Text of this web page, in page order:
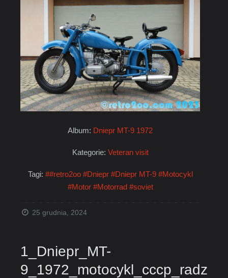
Album: Dniepr MT-9 1972
Kategorie: Veteran visit
Tagi: ##retro2oo #Dniepr #Dniepr MT-9 #Motocykl
#Motor #Motorrad #soviet
25 grudnia, 2024
1_Dniepr_MT-
9_1972_motocykl_cccp_radz